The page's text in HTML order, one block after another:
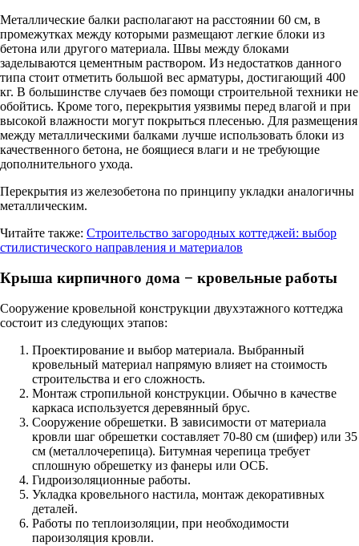
Металлические балки располагают на расстоянии 60 см, в
промежутках между которыми размещают легкие блоки из
бетона или другого материала. Швы между блоками
заделываются цементным раствором. Из недостатков данного
типа стоит отметить большой вес арматуры, достигающий 400
кг. В большинстве случаев без помощи строительной техники не
обойтись. Кроме того, перекрытия уязвимы перед влагой и при
высокой влажности могут покрыться плесенью. Для размещения
между металлическими балками лучше использовать блоки из
качественного бетона, не боящиеся влаги и не требующие
дополнительного ухода.
Перекрытия из железобетона по принципу укладки аналогичны
металлическим.
Читайте также: Строительство загородных коттеджей: выбор
стилистического направления и материалов
Крыша кирпичного дома − кровельные работы
Сооружение кровельной конструкции двухэтажного коттеджа
состоит из следующих этапов:
Проектирование и выбор материала. Выбранный
кровельный материал напрямую влияет на стоимость
строительства и его сложность.
Монтаж стропильной конструкции. Обычно в качестве
каркаса используется деревянный брус.
Сооружение обрешетки. В зависимости от материала
кровли шаг обрешетки составляет 70-80 см (шифер) или 35
см (металлочерепица). Битумная черепица требует
сплошную обрешетку из фанеры или ОСБ.
Гидроизоляционные работы.
Укладка кровельного настила, монтаж декоративных
деталей.
Работы по теплоизоляции, при необходимости
пароизоляция кровли.